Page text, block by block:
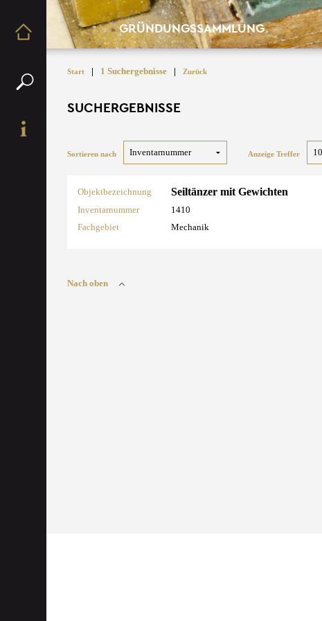
GRÜNDUNGSSAMMLUNG
Start | 1 Suchergebnisse | Zurück
SUCHERGEBNISSE
Sortieren nach Anzeige Treffer
Objektbezeichnung Seiltänzer mit Gewichten
Inventarnummer
1410
Fachgebiet
Mechanik
Nach oben